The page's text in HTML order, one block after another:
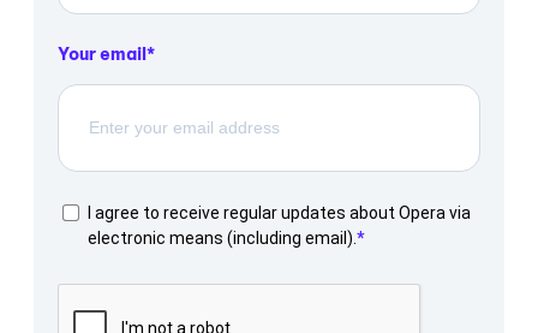
Your email
I agree to receive regular updates about Opera via
electronic means (including email).